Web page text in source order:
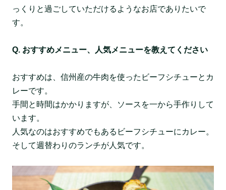
っくりと過ごしていただけるようなお店でありたいで
す。
Q. おすすめメニュー、人気メニューを教えてください
おすすめは、信州産の牛肉を使ったビーフシチューとカ
レーです。
手間と時間はかかりますが、ソースを一から手作りして
います。
人気なのはおすすめでもあるビーフシチューにカレー。
そして週替わりのランチが人気です。